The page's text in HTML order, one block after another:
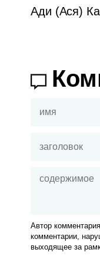
Ади (Ася)
Автор
комментарии,
выходящее за